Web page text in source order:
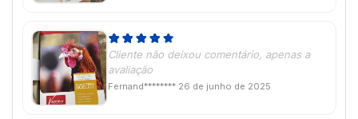
Cliente não deixou comentário, apenas a
avaliação
Fernand******** 26 de junho de 2025